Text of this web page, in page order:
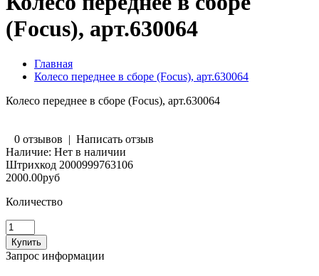
(Focus), арт.630064
Главная
Колесо переднее в сборе (Focus), арт.630064
Колесо переднее в сборе (Focus), арт.630064
0 отзывов | Написать отзыв
Наличие: Нет в наличии
Штрихкод 2000999763106
2000.00руб
Количество
Запрос информации